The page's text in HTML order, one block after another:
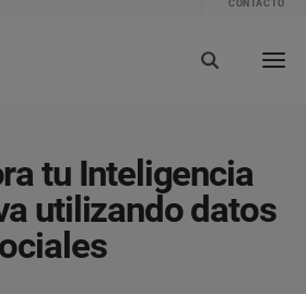
CONTACTO
tu Inteligencia
utilizando datos